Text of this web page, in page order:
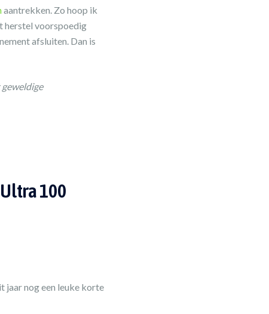
aantrekken. Zo hoop ik
herstel voorspoedig
afsluiten. Dan is
100
jaar nog een leuke korte